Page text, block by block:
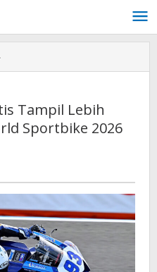
Agaska
Lebih
Kencang
Sportbike
2026
Tampil Lebih
Sportbike 2026